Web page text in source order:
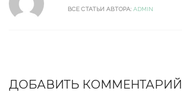
ВСЕ СТАТЬИ АВТОРА: ADMIN
ДОБАВИТЬ КОММЕНТАРИЙ